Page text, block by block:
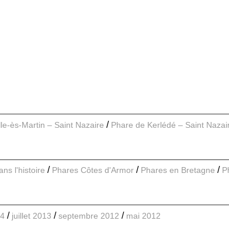
ès-Martin – Saint Nazaire Phare de Kerlédé – Saint
l'histoire Phares Côtes d'Armor Phares en Bretagne
juillet 2013 septembre 2012 mai 2012